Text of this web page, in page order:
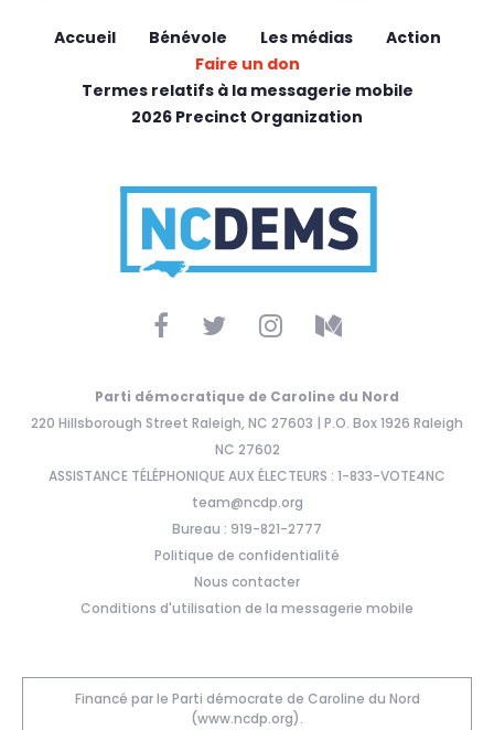
Accueil Bénévole Les médias
Action
Faire un don
Termes relatifs à la messagerie mobile
2026 Precinct Organization
Parti démocratique de Caroline du Nord
220 Hillsborough Street Raleigh, NC 27603 | P.O. Box 1926 Raleigh
NC 27602
ASSISTANCE TÉLÉPHONIQUE AUX ÉLECTEURS : 1-833-VOTE4NC
team@ncdp.org
Bureau : 919-821-2777
Politique de confidentialité
Nous contacter
Conditions d'utilisation de la messagerie mobile
Financé par le Parti démocrate de Caroline du Nord
(www.ncdp.org).